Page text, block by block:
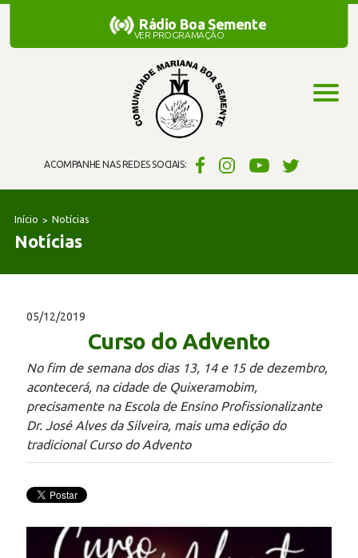
ACOMPANHE NAS REDES SOCIAIS:
Rádio Boa Semente
Rádio Boa Semente
VER PROGRAMAÇÃO
Início Notícias
Notícias
05/12/2019
Curso do Advento
No fim de semana dos dias 13, 14 e 15 de dezembro,
acontecerá, na cidade de Quixeramobim,
precisamente na Escola de Ensino Profissionalizante
Dr. José Alves da Silveira, mais uma edição do
tradicional Curso do Advento